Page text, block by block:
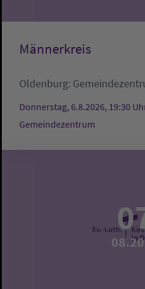
Männerkreis
Oldenburg:
Donnerstag, 6.8.2026, 19:30
Gemeindezentrum